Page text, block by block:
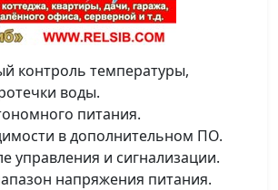
контроль температуры,
воды.
питания.
в дополнительном ПО.
управления и сигнализации.
напряжения питания.